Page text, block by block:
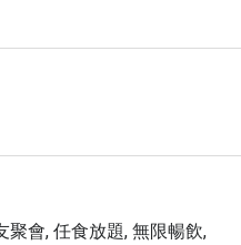
。此外，餐廳還提供多款
Tapas Bar @ Rain
惠！立即預訂，開啟您的
聚會, 任食放題, 無限暢飲,